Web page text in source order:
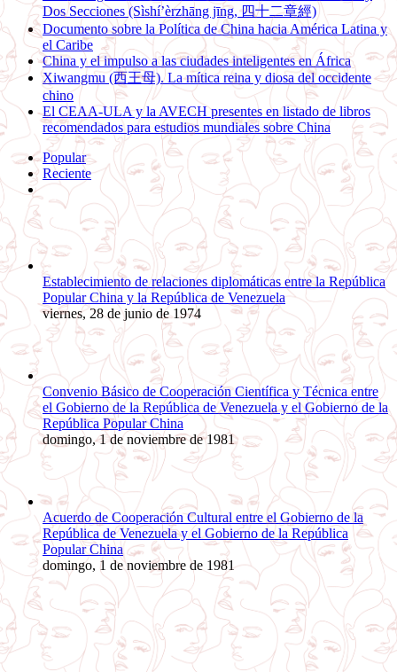
Dos Secciones (Sìshí’èrzhāng jīng, 四十二章經)
Documento sobre la Política de China hacia América Latina y
el Caribe
China y el impulso a las ciudades inteligentes en África
Xiwangmu (西王母). La mítica reina y diosa del occidente
chino
El CEAA-ULA y la AVECH presentes en listado de libros
recomendados para estudios mundiales sobre China
Popular
Reciente
Comentarios
Establecimiento de relaciones diplomáticas entre la República
Popular China y la República de Venezuela
viernes, 28 de junio de 1974
Convenio Básico de Cooperación Científica y Técnica entre
el Gobierno de la República de Venezuela y el Gobierno de la
República Popular China
domingo, 1 de noviembre de 1981
Acuerdo de Cooperación Cultural entre el Gobierno de la
República de Venezuela y el Gobierno de la República
Popular China
domingo, 1 de noviembre de 1981